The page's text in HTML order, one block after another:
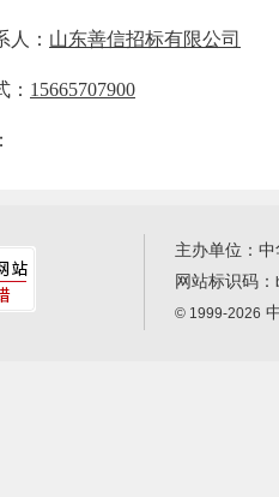
： 山东善信招标有限公司
15665707900
主办单位：
网站标识码：
© 1999-2026